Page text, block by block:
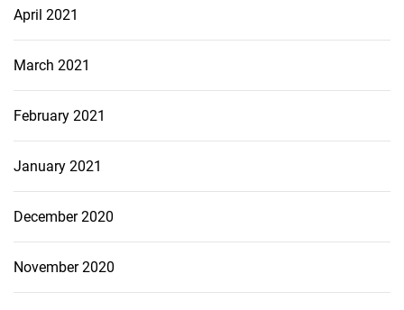
April 2021
March 2021
February 2021
January 2021
December 2020
November 2020